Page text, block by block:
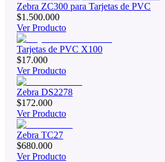
Zebra ZC300 para Tarjetas de PVC
$1.500.000
Ver Producto
Tarjetas de PVC X100
$17.000
Ver Producto
Zebra DS2278
$172.000
Ver Producto
Zebra TC27
$680.000
Ver Producto